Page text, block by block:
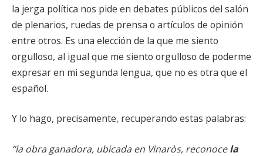
la jerga política nos pide en debates públicos del salón
de plenarios, ruedas de prensa o artículos de opinión
entre otros. Es una elección de la que me siento
orgulloso, al igual que me siento orgulloso de poderme
expresar en mi segunda lengua, que no es otra que el
español.
Y lo hago, precisamente, recuperando estas palabras:
“la obra ganadora, ubicada en Vinaròs, reconocela